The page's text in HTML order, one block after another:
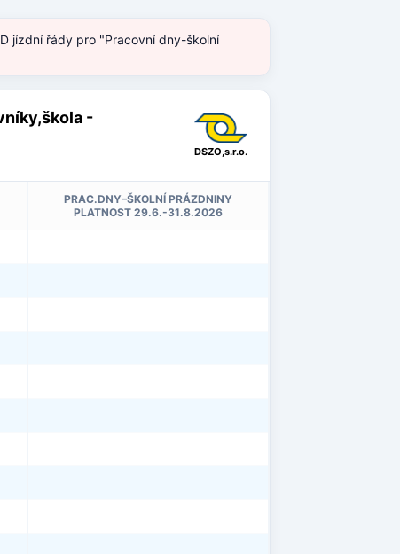
jízdní řády pro "Pracovní dny-školní
-
DSZO,s.r.o.
PRAC.DNY–ŠKOLNÍ PRÁZDNINY
PLATNOST 29.6.-31.8.2026